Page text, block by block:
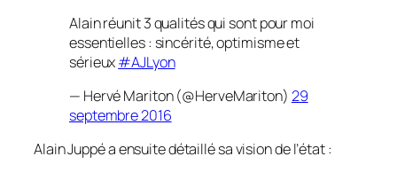
Alain réunit 3 qualités qui sont pour moi
essentielles : sincérité, optimisme et
sérieux#AJLyon
— Hervé Mariton (@HerveMariton) 29
septembre 2016
Alain Juppé a ensuite détaillé sa vision de l’état :